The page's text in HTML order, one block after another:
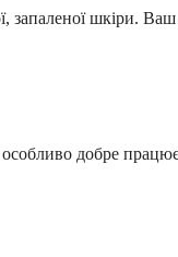
запаленої шкіри.
добре